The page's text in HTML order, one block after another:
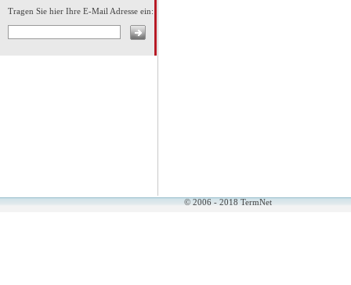
© 2006 - 2018 TermNet
Tragen Sie hier Ihre E-Mail Adresse ein: